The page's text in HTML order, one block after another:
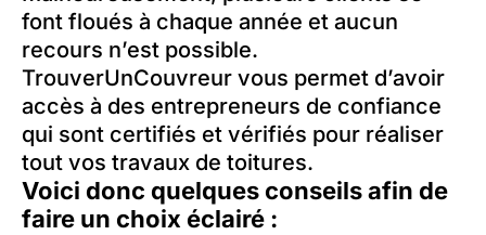
font floués à chaque année et aucun
recours n’est possible.
TrouverUnCouvreur vous permet d’avoir
accès à des entrepreneurs de confiance
qui sont certifiés et vérifiés pour réaliser
tout vos travaux de toitures.
Voici donc quelques conseils afin de
faire un choix éclairé :